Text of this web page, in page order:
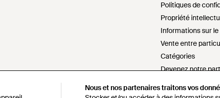
Nous et nos partenaires traitons vos
Nous et nos partenaires traitons vos
Politiques de
Propriété
Informations sur
Vente entre
Catégories
Devenez notre
Ne pas vendre ou